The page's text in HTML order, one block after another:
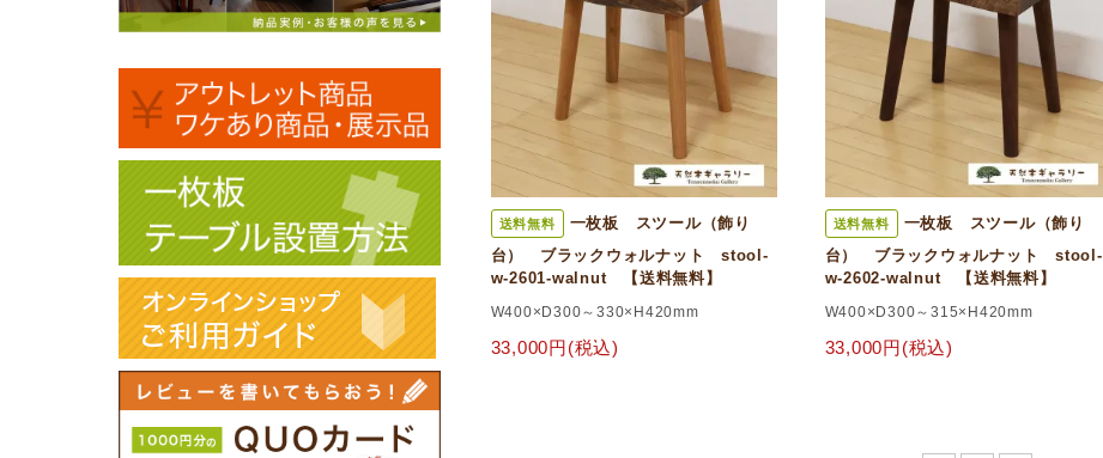
送料無料
一枚板 スツール（飾り
台） ブラックウォルナット stool-
w-2601-walnut 【送料無料】
W400×D300～330×H420mm
33,000円(税込)
送料無料
一枚板 スツール（飾り
台） ブラックウォルナット stool-
w-2602-walnut 【送料無料】
W400×D300～315×H420mm
33,000円(税込)